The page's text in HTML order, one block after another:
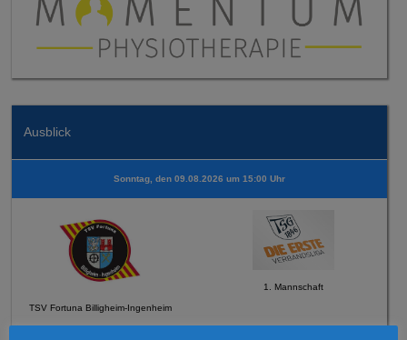
Ausblick
Sonntag, den 09.08.2026 um 15:00 Uhr
TSV Fortuna Billigheim-Ingenheim
1. Mannschaft